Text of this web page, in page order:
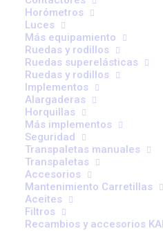
Horómetros
Luces
Más equipamiento
Ruedas y rodillos
Ruedas superelásticas
Ruedas y rodillos
Implementos
Alargaderas
Horquillas
Más implementos
Seguridad
Transpaletas manuales
Transpaletas
Accesorios
Mantenimiento Carretillas
Aceites
Filtros
Recambios y accesorios
Formación en
carretillas:
claras de
necesita un
urgente